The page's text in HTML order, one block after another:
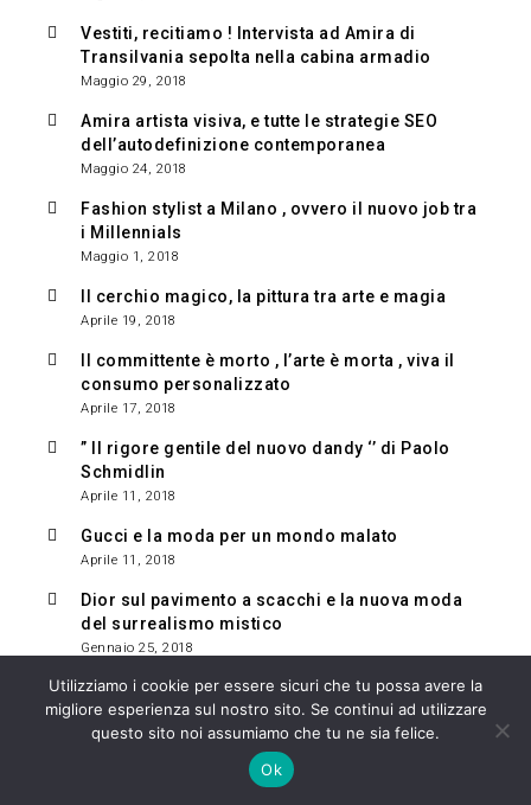
Vestiti, recitiamo ! Intervista ad Amira di
Transilvania sepolta nella cabina armadio
Maggio 29, 2018
Amira artista visiva, e tutte le strategie SEO
dell’autodefinizione contemporanea
Maggio 24, 2018
Fashion stylist a Milano , ovvero il nuovo job tra
i Millennials
Maggio 1, 2018
Il cerchio magico, la pittura tra arte e magia
Aprile 19, 2018
Il committente è morto , l’arte è morta , viva il
consumo personalizzato
Aprile 17, 2018
” Il rigore gentile del nuovo dandy ‘’ di Paolo
Schmidlin
Aprile 11, 2018
Gucci e la moda per un mondo malato
Aprile 11, 2018
Dior sul pavimento a scacchi e la nuova moda
del surrealismo mistico
Gennaio 25, 2018
Gucci e il simbolo esoterico, Moda e l’occhio
che tutto vede
Gennaio 24, 2018
AVVOCATO DELL’ANNO CHIUDE CON SUCCESSO IL
Utilizziamo i cookie per essere sicuri che tu possa avere la
migliore esperienza sul nostro sito. Se continui ad utilizzare
questo sito noi assumiamo che tu ne sia felice.
Ok